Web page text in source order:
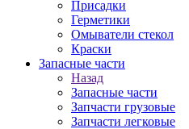
Присадки
Герметики
Омыватели стекол
Краски
Запасные части
Назад
Запасные части
Запчасти грузовые
Запчасти легковые